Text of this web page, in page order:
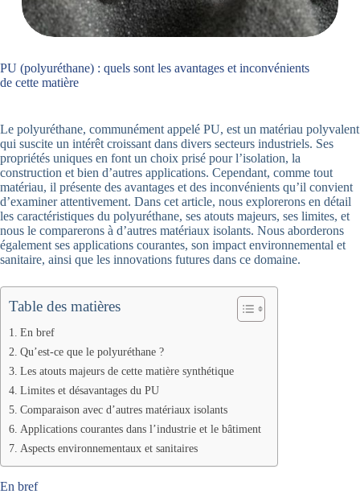
PU (polyuréthane) : quels sont les avantages et inconvénients
de cette matière
Le polyuréthane, communément appelé PU, est un matériau polyvalent
qui suscite un intérêt croissant dans divers secteurs industriels. Ses
propriétés uniques en font un choix prisé pour l’isolation, la
construction et bien d’autres applications. Cependant, comme tout
matériau, il présente des avantages et des inconvénients qu’il convient
d’examiner attentivement. Dans cet article, nous explorerons en détail
les caractéristiques du polyuréthane, ses atouts majeurs, ses limites, et
nous le comparerons à d’autres matériaux isolants. Nous aborderons
également ses applications courantes, son impact environnemental et
sanitaire, ainsi que les innovations futures dans ce domaine.
Table des matières
En bref
Qu’est-ce que le polyuréthane ?
Les atouts majeurs de cette matière synthétique
Limites et désavantages du PU
Comparaison avec d’autres matériaux isolants
Applications courantes dans l’industrie et le bâtiment
Aspects environnementaux et sanitaires
En bref